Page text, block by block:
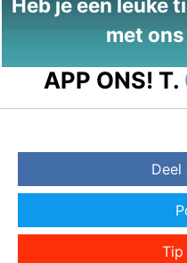
Heb je een leuke
met
APP ONS! T.
Deel
Tip